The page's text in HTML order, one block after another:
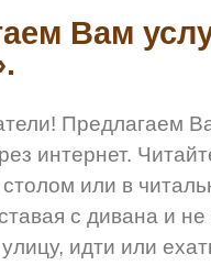
Вам
Предлагаем
интернет.
или в
с дивана и
идти или